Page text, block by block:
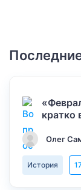
кратко
Олег
История